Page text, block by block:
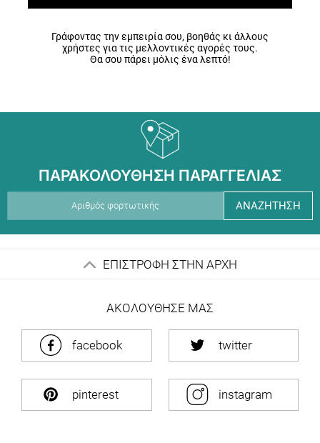
Γράφοντας την εμπειρία σου, βοηθάς κι άλλους
χρήστες για τις μελλοντικές αγορές τους.
Θα σου πάρει μόλις ένα λεπτό!
ΠΑΡΑΚΟΛΟΥΘΗΣΗ ΠΑΡΑΓΓΕΛΙΑΣ
ΑΝΑΖΗΤΗΣΗ
ΕΠΙΣΤΡΟΦΗ ΣΤΗΝ ΑΡΧΗ
ΑΚΟΛΟΥΘΗΣΕ ΜΑΣ
facebook twitter
pinterest instagram